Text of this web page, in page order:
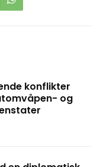
konflikter
og